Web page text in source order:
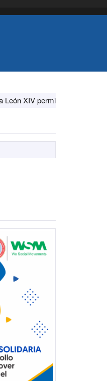
la unidad de todos los